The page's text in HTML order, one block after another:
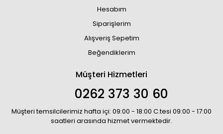
Hesabım
Siparişlerim
Alışveriş Sepetim
Beğendiklerim
Müşteri Hizmetleri
0262 373 30 60
Müşteri temsilcilerimiz hafta içi: 09:00 - 18:00 C.tesi 09:00 - 17:00
saatleri arasında hizmet vermektedir.